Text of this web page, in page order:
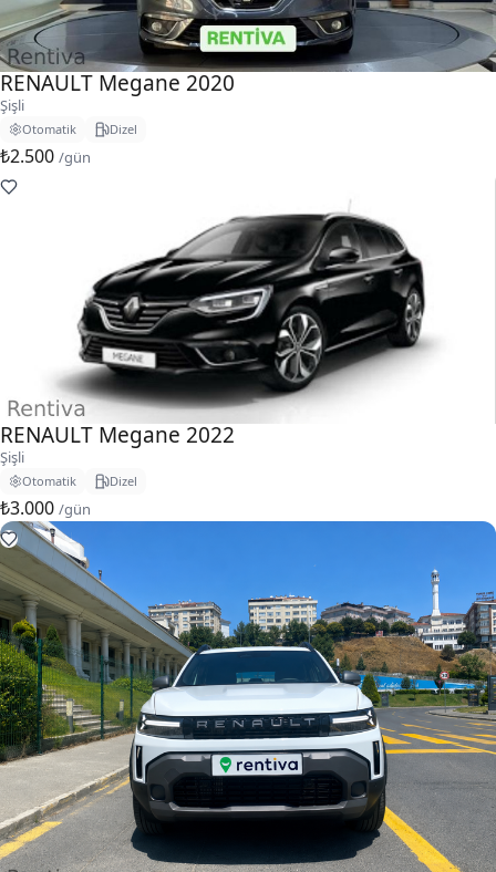
RENAULT Megane 2020
Şişli
Otomatik Dizel
₺2.500 /gün
RENAULT Megane 2022
Şişli
Otomatik Dizel
₺3.000 /gün